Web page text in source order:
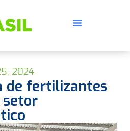
2024
de fertilizantes